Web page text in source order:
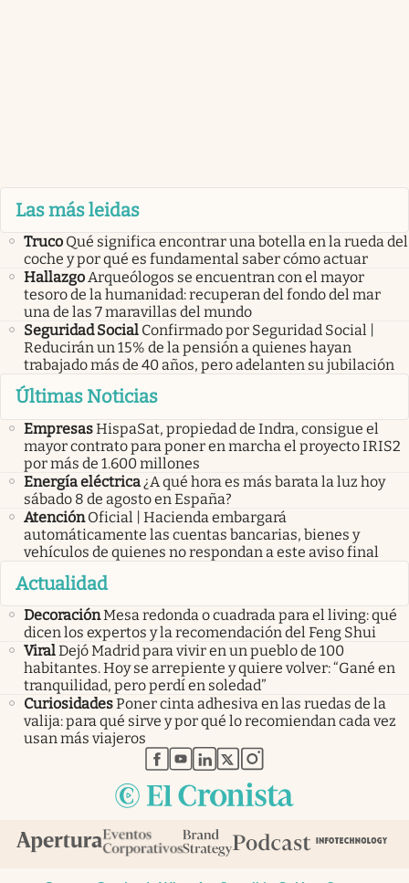
Las más leidas
Truco Qué significa encontrar una botella en la rueda del
coche y por qué es fundamental saber cómo actuar
HallazgoArqueólogos se encuentran con el mayor
tesoro de la humanidad: recuperan del fondo del mar
una de las 7 maravillas del mundo
Seguridad Social Confirmado por Seguridad Social |
Reducirán un 15% de la pensión a quienes hayan
trabajado más de 40 años, pero adelanten su jubilación
Últimas Noticias
EmpresasHispaSat, propiedad de Indra, consigue el
mayor contrato para poner en marcha el proyecto IRIS2
por más de 1.600 millones
Energía eléctrica ¿A qué hora es más barata la luz hoy
sábado 8 de agosto en España?
Atención Oficial | Hacienda embargará
automáticamente las cuentas bancarias, bienes y
vehículos de quienes no respondan a este aviso final
Actualidad
DecoraciónMesa redonda o cuadrada para el living: qué
dicen los expertos y la recomendación del Feng Shui
ViralDejó Madrid para vivir en un pueblo de 100
habitantes. Hoy se arrepiente y quiere volver: “Gané en
tranquilidad, pero perdí en soledad”
CuriosidadesPoner cinta adhesiva en las ruedas de la
valija: para qué sirve y por qué lo recomiendan cada vez
usan más viajeros
abre en nueva pestaña
abre en nueva pestaña
abre en nueva pestaña
abre en nueva pestaña
abre en nueva pestaña